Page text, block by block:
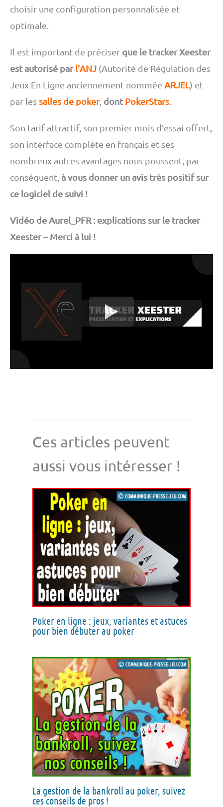
choisir une configuration personnalisée et
optimale.
Il est important de préciser que le tracker Xeester
est autorisé parl’ANJ (Autorité de Régulation des
Jeux En Ligne anciennement nommée ARJEL ) et
par lessalles de poker, dontPokerStars
Son tarif attractif, son premier mois d’essai offert,
son interface complète en français et ses
nombreux autres avantages nous poussent, par
conséquent, à vous donner un avis très positif sur
ce logiciel de suivi !
Vidéo de Aurel_PFR : explications sur le tracker
Xeester – Merci à lui !
Ces articles peuvent
aussi vous intéresser !
Poker en ligne : jeux, variantes et astuces
pour bien débuter au poker
La gestion de la bankroll au poker, suivez
ces conseils de pros !